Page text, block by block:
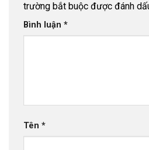
trường bắt buộc được đánh
Bình luận *
Tên *